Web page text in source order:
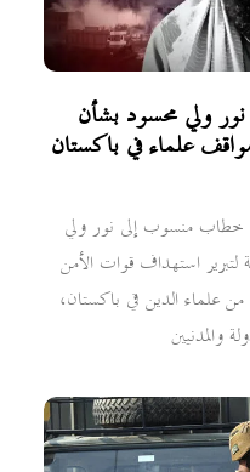
ولي محسود بشأن
علماء في باكستان
خطاب منسوب إلى نور ولي
لتبرير استهداف قوات الأمن
من علماء الدين في باكستان،